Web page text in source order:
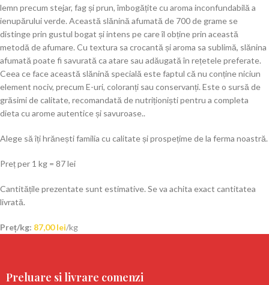
lemn precum stejar, fag și prun, îmbogățite cu aroma inconfundabilă a
ienupărului verde. Această slănină afumată de 700 de grame se
distinge prin gustul bogat și intens pe care îl obține prin această
metodă de afumare. Cu textura sa crocantă și aroma sa sublimă, slănina
afumată poate fi savurată ca atare sau adăugată în rețetele preferate.
Ceea ce face această slănină specială este faptul că nu conține niciun
element nociv, precum E-uri, coloranți sau conservanți. Este o sursă de
grăsimi de calitate, recomandată de nutriționiști pentru a completa
dieta cu arome autentice și savuroase..
Alege să îți hrănești familia cu calitate și prospețime de la ferma noastră.
Preț per 1 kg = 87 lei
Cantitățile prezentate sunt estimative. Se va achita exact cantitatea
livrată.
Preț/kg: 87,00lei/kg
Preluare si livrare comenzi